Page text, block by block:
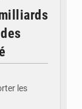
les